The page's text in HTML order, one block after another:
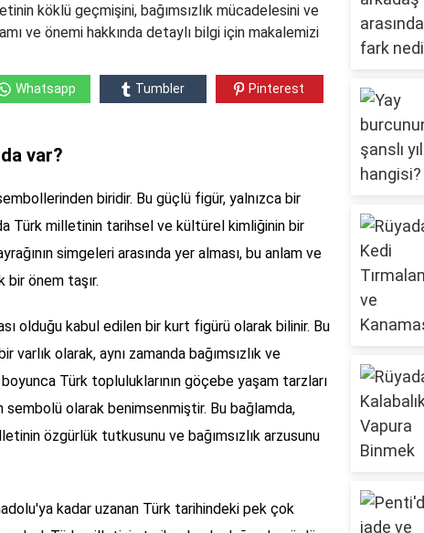
köklü geçmişini, bağımsızlık mücadelesini ve
ve önemi hakkında detaylı bilgi için makalemizi
Whatsapp Tumbler Pinterest
var?
biridir. Bu güçlü figür, yalnızca bir
Türk milletinin tarihsel ve kültürel kimliğinin bir
simgeleri arasında yer alması, bu anlam ve
bir önem taşır.
olduğu kabul edilen bir kurt figürü olarak bilinir. Bu
olarak, aynı zamanda bağımsızlık ve
Türk topluluklarının göçebe yaşam tarzları
olarak benimsenmiştir. Bu bağlamda,
özgürlük tutkusunu ve bağımsızlık arzusunu
kadar uzanan Türk tarihindeki pek çok